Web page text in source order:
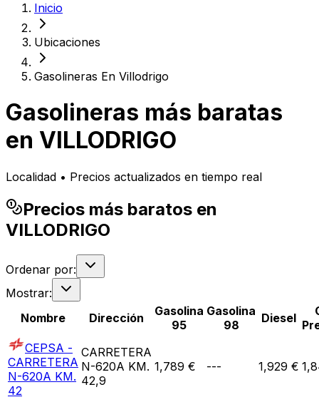
Inicio
Ubicaciones
Gasolineras En Villodrigo
Gasolineras más baratas
en VILLODRIGO
Localidad • Precios actualizados en tiempo real
Precios más baratos en
VILLODRIGO
Ordenar por:
Mostrar:
Nombre
Dirección
Gasolina
95
Gasolina
98
Diesel
CEPSA -
CARRETERA
N-620A KM.
42
CARRETERA
N-620A KM.
42,9
1,789 € --- 1,929 €